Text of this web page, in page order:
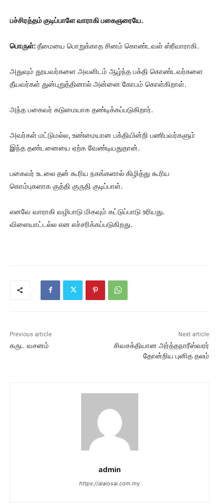
பச்சிரத்தம் குடிப்பாளே வாராகி பகைஞரையே.
பொருள்:தீமையை பொறுக்காத சினம் கொண்டவள் ஸ்ரீவாராகி.
அதுவும் தூயவர்களை அவளிடம் ஆழ்ந்த பக்தி கொண்டவர்களை
தீயவர்கள் துன்புறுத்தினால் அன்னை கோபம் கொள்கிறாள்.
அந்த பகைவர் கடுமையாக தண்டிக்கப்படுகிறார்.
அவர்கள் மட்டுமல்ல, உண்மையான பக்தியின்றி பணிபவர்களும்
இந்த தண்டனையை ஏற்க வேண்டியதுதான்.
பகைவர் உடலை தன் கூரிய நகங்களால் கிழித்து கூரிய
கொம்புகளாக குத்தி குருதி குடிப்பாள்.
எனவே வாராகி வழிபாடு மிகவும் கட்டுப்பாடு உரியது.
விளையாட்டல்ல என எச்சரிக்கப்படுகிறது.
Previous article
கருட வசனம்
Next article
சிவசக்தியான அர்த்தநாரீஸ்வரர்
தோன்றிய புனித தலம்
admin
https://alaiosai.com.my